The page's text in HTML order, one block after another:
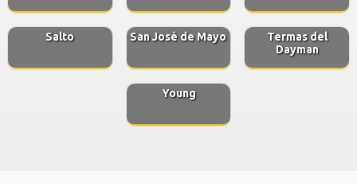
Salto San José de Mayo
Termas del
Dayman
Young